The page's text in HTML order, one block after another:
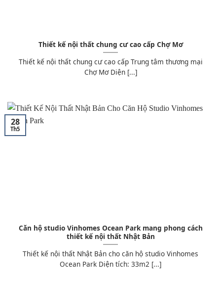
Thiết kế nội thất chung cư cao cấp Chợ Mơ
Thiết kế nội thất chung cư cao cấp Trung tâm thương mại
Chợ Mơ Diện [...]
Căn hộ studio Vinhomes Ocean Park mang phong cách
thiết kế nội thất Nhật Bản
Thiết kế nội thất Nhật Bản cho căn hộ studio Vinhomes
Ocean Park Diện tích: 33m2 [...]
28
Th5